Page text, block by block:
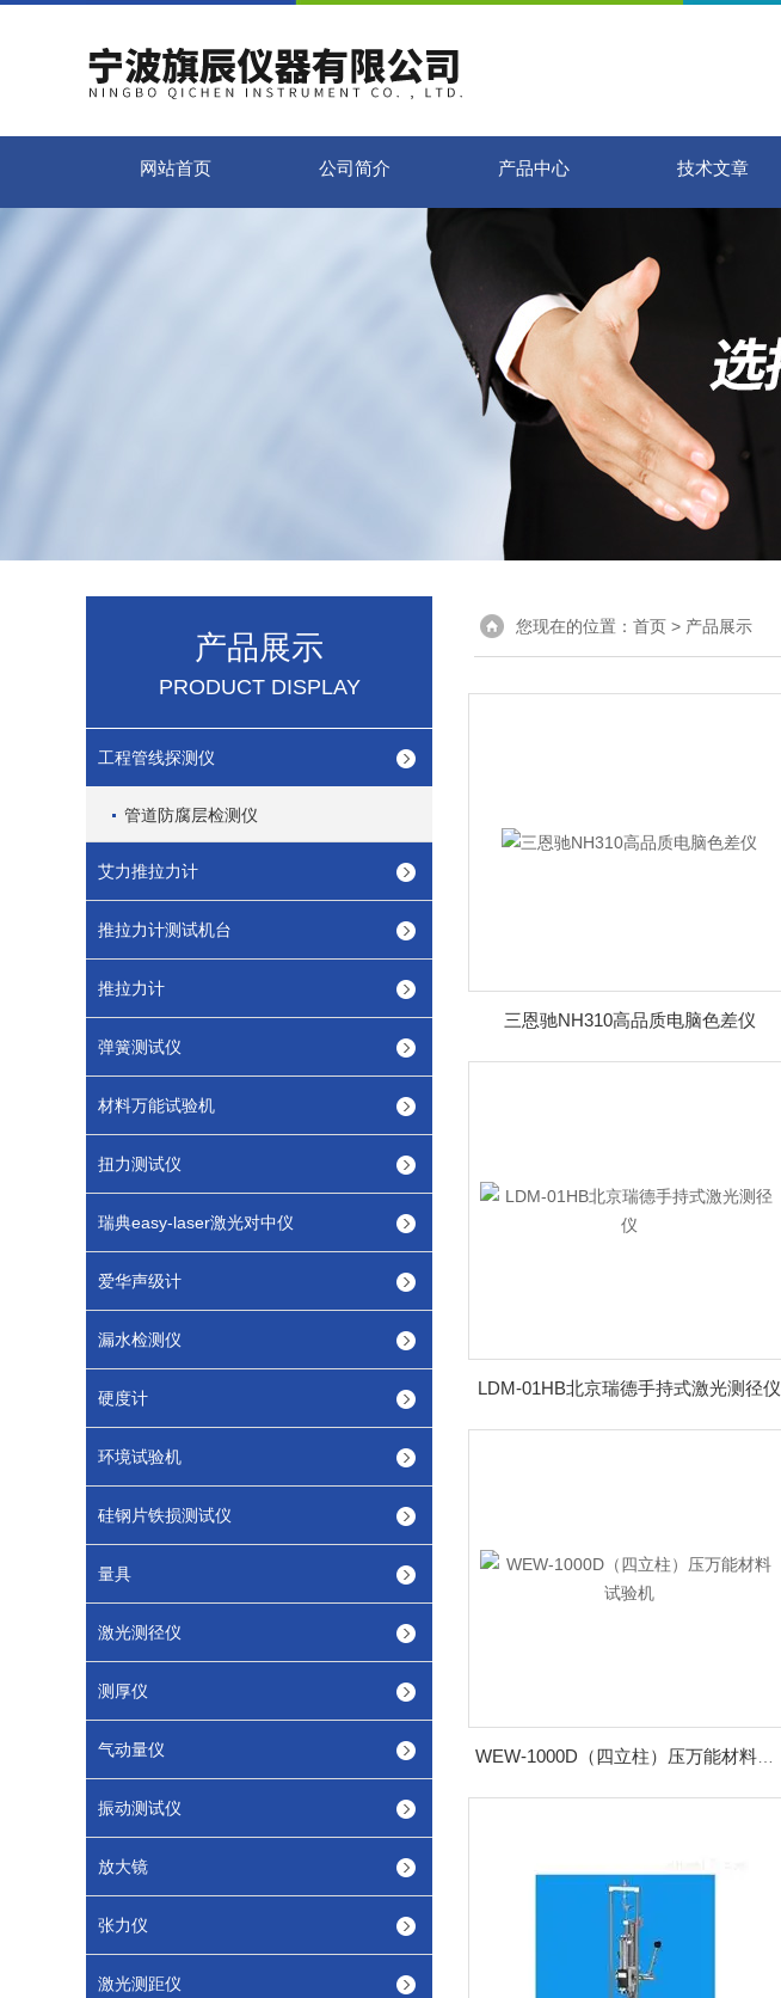
网站首页 公司简介 产品中心 技术文章
产品展示
PRODUCT DISPLAY
工程管线探测仪
管道防腐层检测仪
艾力推拉力计
推拉力计测试机台
推拉力计
弹簧测试仪
材料万能试验机
扭力测试仪
瑞典easy-laser激光对中仪
爱华声级计
漏水检测仪
硬度计
环境试验机
硅钢片铁损测试仪
量具
激光测径仪
测厚仪
气动量仪
振动测试仪
放大镜
张力仪
激光测距仪
您现在的位置： 首页 > 产品展示
三恩驰NH310高品质电脑色差仪
LDM-01HB北京瑞德手持式激光测径仪